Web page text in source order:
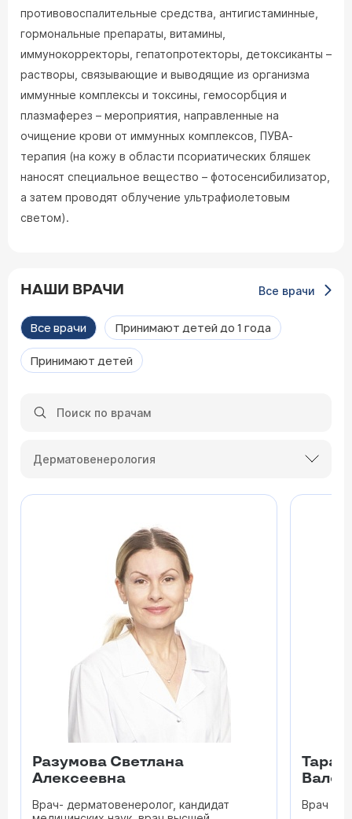
противовоспалительные средства, антигистаминные,
гормональные препараты, витамины,
иммунокорректоры, гепатопротекторы, детоксиканты –
растворы, связывающие и выводящие из организма
иммунные комплексы и токсины, гемосорбция и
плазмаферез – мероприятия, направленные на
очищение крови от иммунных комплексов, ПУВА-
терапия (на кожу в области псориатических бляшек
наносят специальное вещество – фотосенсибилизатор,
а затем проводят облучение ультрафиолетовым
светом).
НАШИ ВРАЧИ Все врачи
Все врачи Принимают детей до 1 года
Принимают детей
Дерматовенерология
Разумова Светлана
Алексеевна
Врач- дерматовенеролог, кандидат
Врач -